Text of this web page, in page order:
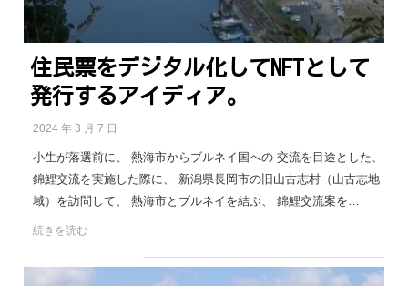
住民票をデジタル化してNFTとして
発行するアイディア。
2024 年 3 月 7 日
小生が落選前に、 熱海市からブルネイ国への 交流を目途とした、
錦鯉交流を実施した際に、 新潟県長岡市の旧山古志村（山古志地
域）を訪問して、 熱海市とブルネイを結ぶ、 錦鯉交流案を…
続きを読む